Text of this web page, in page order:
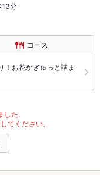
13分
コース
！お花がぎゅっと詰ま
た。
てください。